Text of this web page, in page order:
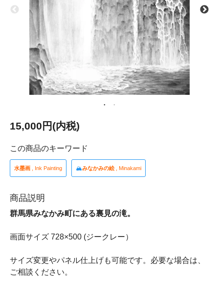
15,000円(内税)
この商品のキーワード
水墨画 , Ink Painting 🏔みなかみの絵, Minakami
商品説明
群馬県みなかみ町にある裏見の滝。
画面サイズ 728×500 (ジークレー）
サイズ変更やパネル仕上げも可能です。必要な場合は、
ご相談ください。